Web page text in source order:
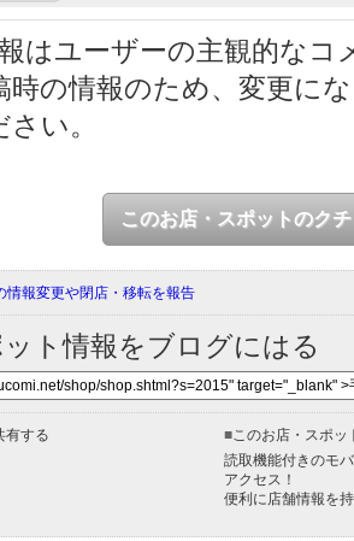
はユーザーの主観的なコ
時の情報のため、変更に
い。
このお店・スポットのク
情報変更や閉店・移転を報告
ト情報をブログにはる
有する ■このお店・スポッ
読取機能付きのモ
アクセス！
便利に店舗情報を